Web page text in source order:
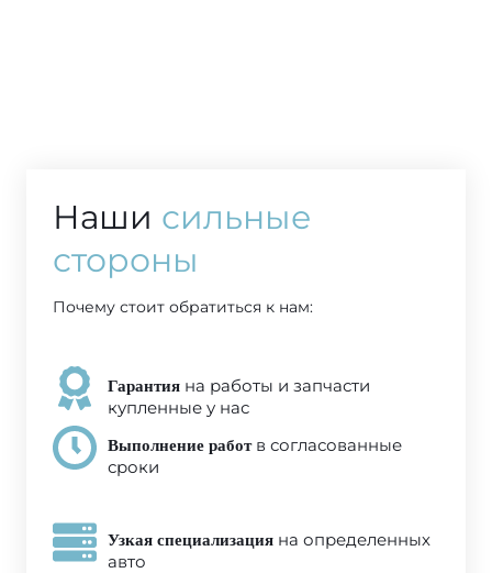
Наши сильные
стороны
Почему стоит обратиться к нам:
Гарантия на работы и запчасти
купленные у нас
Выполнение работв согласованные
сроки
Узкая специализация на определенных
авто